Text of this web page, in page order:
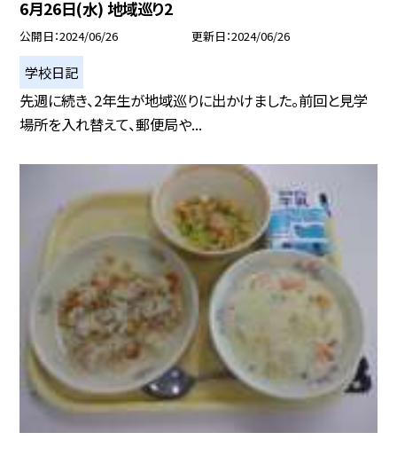
6月26日(水) 地域巡り2
公開日 2024/06/26 更新日 2024/06/26
学校日記
先週に続き、2年生が地域巡りに出かけました。前回と見学
場所を入れ替えて、郵便局や...